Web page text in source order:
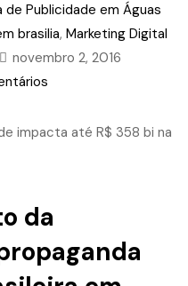
de Publicidade em Águas
brasilia, Marketing Digital
novembro 2, 2016
da